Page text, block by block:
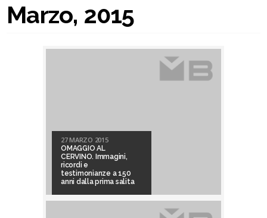
Marzo, 2015
27 MARZO 2015
OMAGGIO AL
CERVINO. Immagini,
ricordi e
testimonianze a 150
anni dalla prima salita